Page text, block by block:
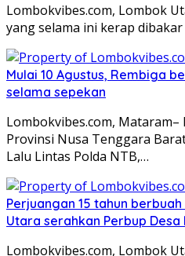
Lombokvibes.com, Lombok
yang selama ini kerap
Mulai 10 Agustus, Rembiga
selama sepekan
Lombokvibes.com,
Provinsi Nusa Tenggara
Lalu Lintas Polda NTB,…
Perjuangan 15 tahun
Utara serahkan Perbup
Lombokvibes.com, Lombok